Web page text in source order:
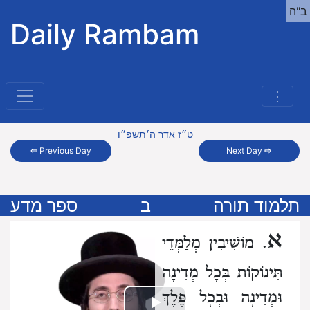
Daily Rambam
⋮
ב"ה
⇦ Previous Day
ט״ז אדר ה׳תשפ״ו
Next Day⇨
תלמוד תורה ב ספר מדע
א. מוֹשִׁיבִין מְלַמְּדֵי
תִּינוֹקוֹת בְּכָל מְדִינָה
וּמְדִינָה
וּבְכָל פֶּלֶךְ